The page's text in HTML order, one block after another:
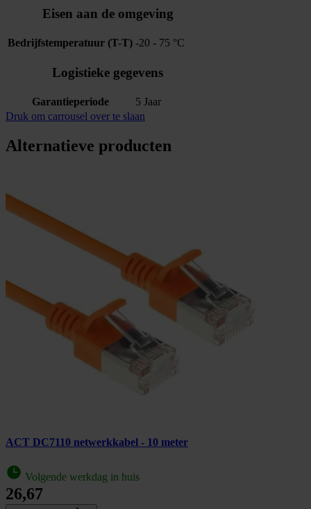
Eisen aan de omgeving
Bedrijfstemperatuur (T-T) -20 - 75 °C
Logistieke gegevens
Garantieperiode
5 Jaar
Druk om carrousel over te slaan
Alternatieve producten
ACT DC7110 netwerkkabel - 10 meter
Volgende werkdag in huis
26,67